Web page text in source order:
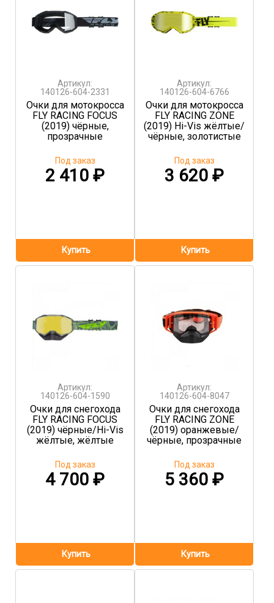
Артикул:
140126-604-2331
Очки для мотокросса
FLY RACING FOCUS
(2019) чёрные,
прозрачные
2 410 ₽
Под заказ
Артикул:
140126-604-6766
Очки для мотокросса
FLY RACING ZONE
(2019) Hi-Vis жёлтые/
чёрные, золотистые
3 620₽
Под заказ
Артикул:
140126-604-1590
Очки для снегохода
FLY RACING FOCUS
(2019) чёрные/Hi-Vis
жёлтые, жёлтые
4 700 ₽
Под заказ
Артикул:
140126-604-8047
Очки для снегохода
FLY RACING ZONE
(2019) оранжевые/
чёрные, прозрачные
5 360₽
Под заказ